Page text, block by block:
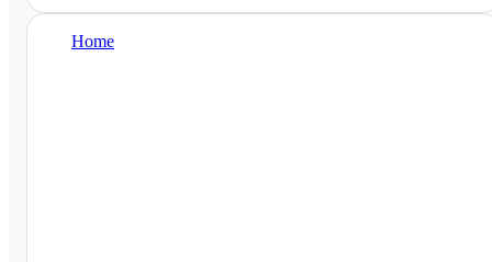
Home